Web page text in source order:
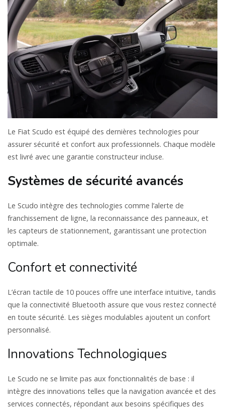
Le Fiat Scudo est équipé des dernières technologies pour
assurer sécurité et confort aux professionnels. Chaque modèle
est livré avec une garantie constructeur incluse.
Systèmes de sécurité avancés
Le Scudo intègre des technologies comme l’alerte de
franchissement de ligne, la reconnaissance des panneaux, et
les capteurs de stationnement, garantissant une protection
optimale.
Confort et connectivité
L’écran tactile de 10 pouces offre une interface intuitive, tandis
que la connectivité Bluetooth assure que vous restez connecté
en toute sécurité. Les sièges modulables ajoutent un confort
personnalisé.
Innovations Technologiques
Le Scudo ne se limite pas aux fonctionnalités de base : il
intègre des innovations telles que la navigation avancée et des
services connectés, répondant aux besoins spécifiques des